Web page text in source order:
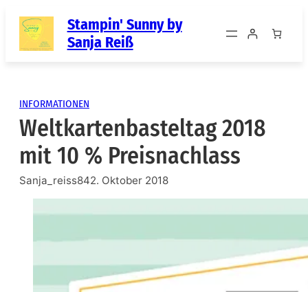
Inhalt
springen
Stampin' Sunny by
Sanja Reiß
INFORMATIONEN
Weltkartenbasteltag 2018
mit 10 % Preisnachlass
Sanja_reiss842. Oktober 2018